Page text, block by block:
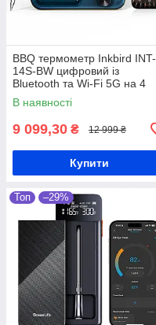
BBQ термометр Inkbird INT-
14S-BW цифровий із
Bluetooth та Wi-Fi 5G на 4
бездротові щупи
В наявності
9 099,30 ₴ 12 999 ₴
Купити
Топ –29%